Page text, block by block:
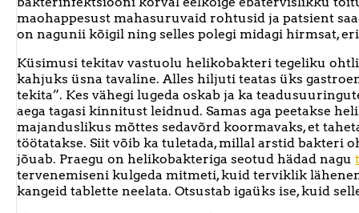
maohappesust mahasuruvaid rohtusid ja patsient
on nagunii kõigil ning selles polegi midagi hirmsat,
Küsimusi tekitav vastuolu helikobakteri tegeliku
kahjuks üsna tavaline. Alles hiljuti teatas üks
tekita”. Kes vähegi lugeda oskab ja ka
aega tagasi kinnitust leidnud. Samas aga peetakse
majanduslikus mõttes sedavõrd koormavaks, et
töötatakse. Siit võib ka tuletada, millal arstid bakteri
jõuab. Praegu on helikobakteriga seotud hädad nagu
tervenemiseni kulgeda mitmeti, kuid terviklik
kangeid tablette neelata. Otsustab igaüks ise, kuid